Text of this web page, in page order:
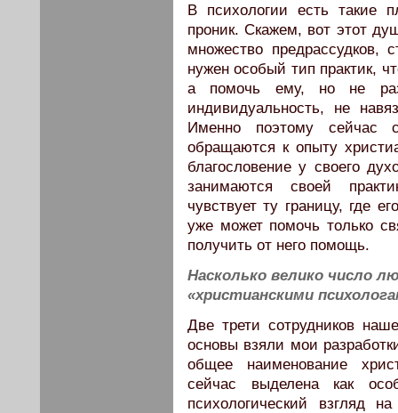
В психологии есть такие
проник. Скажем, вот этот
множество предрассудков,
нужен особый тип практик,
а помочь ему, но не
индивидуальность, не
Именно поэтому сейчас
обращаются к опыту
благословение у своего
занимаются своей
чувствует ту границу, где
уже может помочь только
получить от него помощь.
Насколько велико число
«христианскими
Две трети сотрудников
основы взяли мои
общее наименование
сейчас выделена как
психологический взгляд